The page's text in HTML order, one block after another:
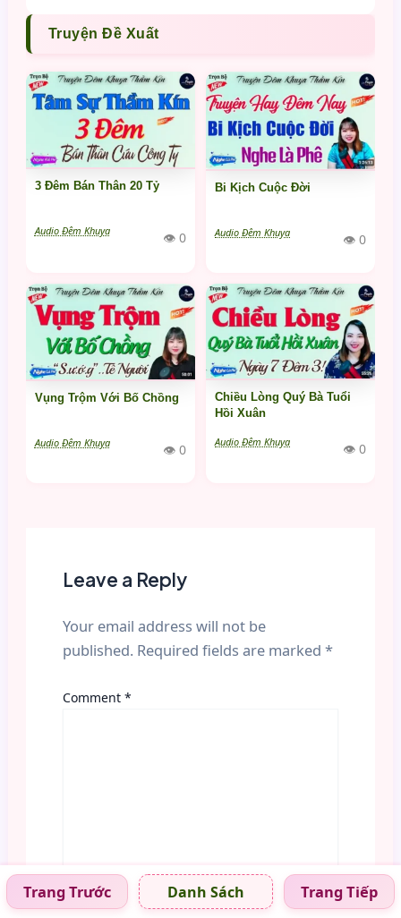
Truyện Đề Xuất
3 Đêm Bán Thân 20 Tỷ
Audio Đêm Khuya 👁 0
Bi Kịch Cuộc Đời
Audio Đêm Khuya 👁 0
Vụng Trộm Với Bố Chồng
Audio Đêm Khuya 👁 0
Chiều Lòng Quý Bà Tuổi
Hồi Xuân
Audio Đêm Khuya 👁 0
Leave a Reply
Your email address will not be
published. Required fields are marked *
Comment *
Trang Trước Danh Sách Trang Tiếp